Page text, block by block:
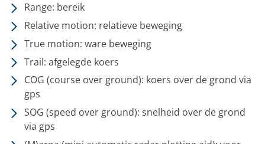
Range: bereik
Relative motion: relatieve beweging
True motion: ware beweging
Trail: afgelegde koers
COG (course over ground): koers over de grond via
gps
SOG (speed over ground): snelheid over de grond
via gps